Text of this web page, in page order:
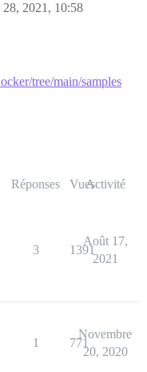
28, 2021, 10:58
tree/main/samples
Réponses VuesActivité
3 1391
Août 17,
2021
1 771
Novembre
20, 2020